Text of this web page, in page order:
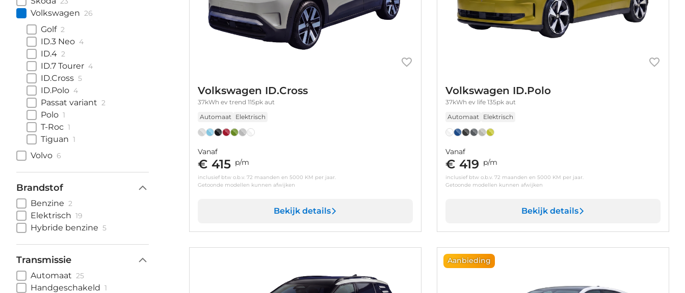
Volkswagen 26
Golf 2
ID.3 Neo 4
ID.4 2
ID.7 Tourer 4
ID.Cross 5
ID.Polo 4
Passat variant 2
Polo 1
T-Roc 1
Tiguan 1
Volvo 6
Brandstof
Benzine 2
Elektrisch 19
Hybride benzine 5
Transmissie
Automaat 25
Handgeschakeld 1
Volkswagen ID.Cross
37kWh ev trend 115pk aut
Automaat
Elektrisch
Vanaf
€ 415 p/m
inclusief btw o.b.v. 72 maanden en 5000 KM per jaar.
Getoonde modellen kunnen afwijken
Bekijk details
Volkswagen ID.Polo
37kWh ev life 135pk aut
Automaat
Elektrisch
Vanaf
€ 419 p/m
inclusief btw o.b.v. 72 maanden en 5000 KM per jaar.
Getoonde modellen kunnen afwijken
Bekijk details
Aanbieding